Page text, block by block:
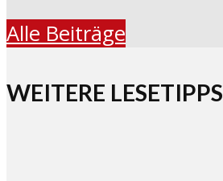
Alle Beiträge
WEITERE LESETIPPS